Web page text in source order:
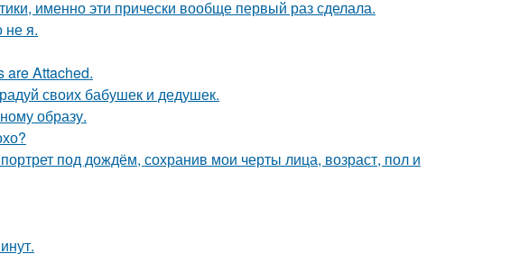
именно эти прически вообще первый раз сделала.
не я.
are Attached.
своих бабушек и дедушек.
образу.
под дождём, сохранив мои черты лица, возраст, пол и